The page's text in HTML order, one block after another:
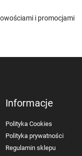
i promocjami
Informacje
Polityka Cookies
Polityka prywatności
Regulamin sklepu